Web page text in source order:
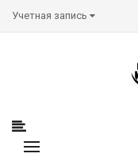
Учетная запись